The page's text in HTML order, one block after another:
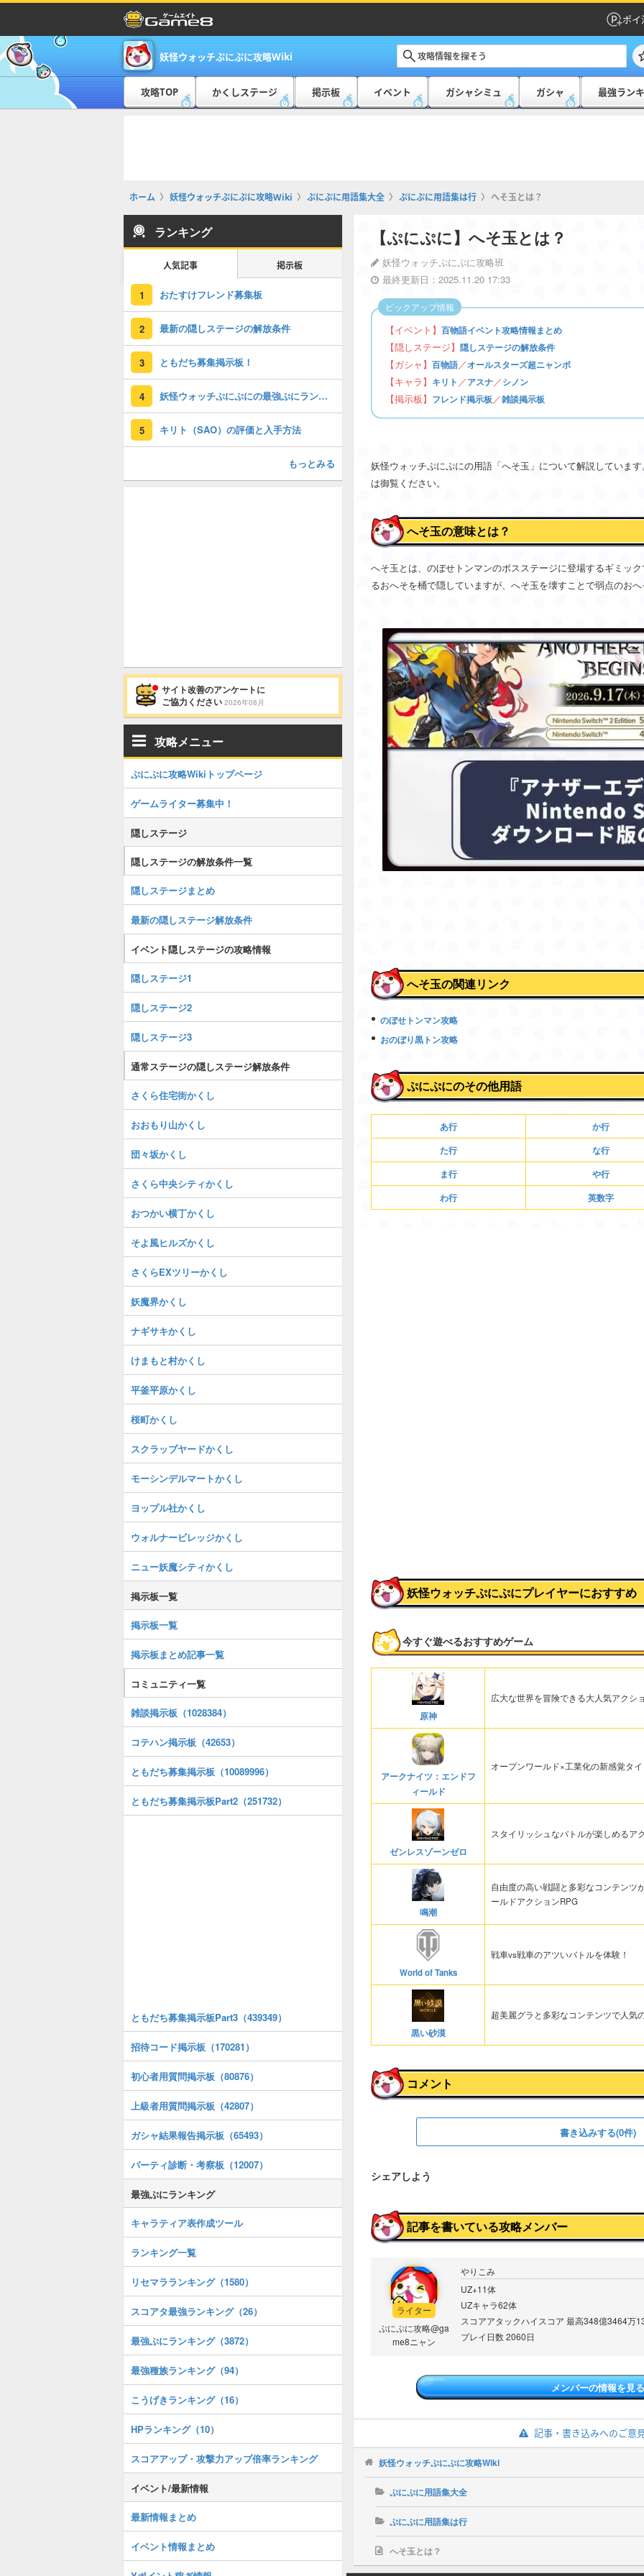
ポイ
妖怪ウォッチぷにぷに攻略Wiki
攻略TOP かくしステージ 掲示板 イベント ガシャシミュ ガシャ 最強ラン
ホーム 妖怪ウォッチぷにぷに攻略Wiki ぷにぷに用語集大全 ぷにぷに用語集は行 へそ玉とは？
【ぷにぷに】へそ玉とは？
妖怪ウォッチぷにぷに攻略班
最終更新日：2025.11.20 17:33
【イベント】 百物語イベント攻略情報まとめ
【隠しステージ】 隠しステージの解放条件
【ガシャ】 百物語／オールスターズ超ニャンボ
【キャラ】 キリト ／アスナ／シノン
【掲示板】 フレンド掲示板／雑談掲示板
ピックアップ情報
妖怪ウォッチぷにぷにの用語「へそ玉」について解説していま
は御覧ください。
へそ玉の意味とは？
へそ玉とは、のぼせトンマンのボスステージに登場するギミッ
るおへそを桶で隠していますが、へそ玉を壊すことで弱点のお
へそ玉の関連リンク
のぼせトンマン攻略
おのぼり黒トン攻略
ぷにぷにのその他用語
あ行
か行
た行
な行
ま行
や行
わ行
英数字
妖怪ウォッチぷにぷにプレイヤーにおすすめ
今すぐ遊べるおすすめゲーム
原神
広大な世界を冒険できる大人気アクシ
アークナイツ：エンドフ
ィールド
オープンワールド×工業化の新感覚タ
ゼンレスゾーンゼロ
スタイリッシュなバトルが楽しめるア
鳴潮
自由度の高い戦闘と多彩なコンテンツ
ールドアクションRPG
World of Tanks
戦車vs戦車のアツいバトルを体験！
黒い砂漠
超美麗グラと多彩なコンテンツで人気
コメント
書き込みする(0件)
シェアしよう
記事を書いている攻略メンバー
ライター
ぷにぷに攻略@ga
me8ニャン
やりこみ
UZ+11体
UZキャラ62体
スコアアタックハイスコア 最高348億3464万
プレイ日数 2060日
メンバーの情報を見る
記事・書き込みへのご意
妖怪ウォッチぷにぷに攻略Wiki
ぷにぷに用語集大全
ぷにぷに用語集は行
へそ玉とは？
ランキング
人気記事 掲示板
1 おたすけフレンド募集板
2 最新の隠しステージの解放条件
3 ともだち募集掲示板！
4 妖怪ウォッチぷにぷにの最強ぷにランキング！
5 キリト（SAO）の評価と入手方法
もっとみる
サイト改善のアンケートに
ご協力ください 2026年08月
攻略メニュー
ぷにぷに攻略Wikiトップページ
ゲームライター募集中！
隠しステージ
隠しステージの解放条件一覧
隠しステージまとめ
最新の隠しステージ解放条件
イベント隠しステージの攻略情報
隠しステージ1
隠しステージ2
隠しステージ3
通常ステージの隠しステージ解放条件
さくら住宅街かくし
おおもり山かくし
団々坂かくし
さくら中央シティかくし
おつかい横丁かくし
そよ風ヒルズかくし
さくらEXツリーかくし
妖魔界かくし
ナギサキかくし
けまもと村かくし
平釜平原かくし
桜町かくし
スクラップヤードかくし
モーシンデルマートかくし
ヨップル社かくし
ウォルナービレッジかくし
ニュー妖魔シティかくし
掲示板一覧
掲示板一覧
掲示板まとめ記事一覧
コミュニティ一覧
雑談掲示板（1028384）
コテハン掲示板（42653）
ともだち募集掲示板（10089996）
ともだち募集掲示板Part2（251732）
ともだち募集掲示板Part3（439349）
招待コード掲示板（170281）
初心者用質問掲示板（80876）
上級者用質問掲示板（42807）
ガシャ結果報告掲示板（65493）
パーティ診断・考察板（12007）
最強ぷにランキング
キャラティア表作成ツール
ランキング一覧
リセマラランキング（1580）
スコアタ最強ランキング（26）
最強ぷにランキング（3872）
最強種族ランキング（94）
こうげきランキング（16）
HPランキング（10）
スコアアップ・攻撃力アップ倍率ランキング
イベント/最新情報
最新情報まとめ
イベント情報まとめ